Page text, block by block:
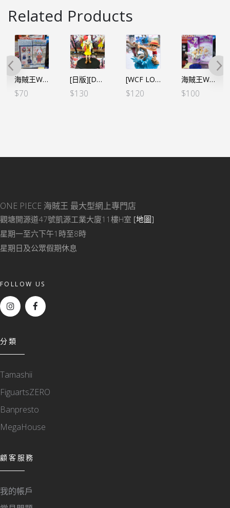
Related Products
海賊王WCF -和之國鬼島篇- VOL.9 小童大和
$70
[日版][DXF] 海賊王 THE GRANDLINE SERIES 美音 UTA 童年（日）
$130
[WCF LOG STORIES] 海賊王 VOL.2 路飛VS近海之王（行）
$120
海賊王WCF -蒙奇•D•路飛 五檔 SPECIAL C小眠
$100
ONE PIECE 海賊王 最大型網上專門店
觀塘開源道47號凱源工業大廈11樓H室 [地圖]
星期一至六下午1時至8時
星期日及公眾假期休息
FOLLOW US
分類
Tamashii
FiguartsZERO
Banpresto
MegaHouse
顧客服務
我的帳戶